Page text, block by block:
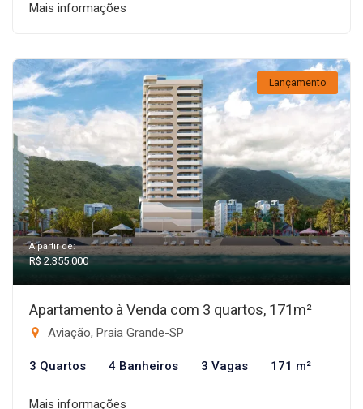
Mais informações
Lançamento
A partir de:
R$ 2.355.000
Apartamento à Venda com 3 quartos, 171m²
Aviação, Praia Grande-SP
3 Quartos 4 Banheiros 3 Vagas 171 m²
Mais informações